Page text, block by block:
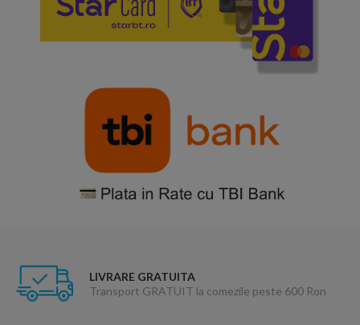
LIVRARE GRATUITA
Transport GRATUIT la comezile peste 600 Ron